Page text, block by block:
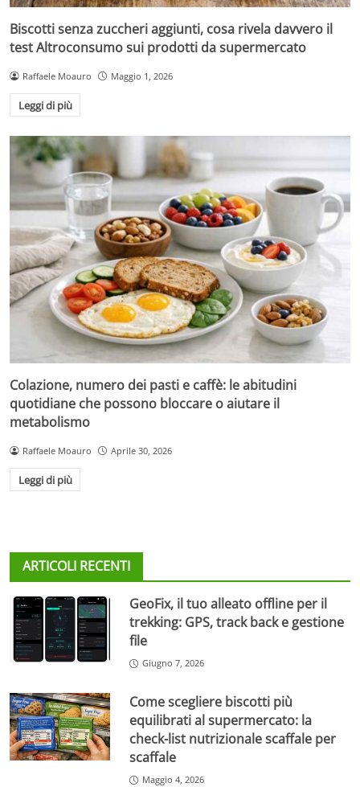
Biscotti senza zuccheri aggiunti, cosa rivela davvero il
test Altroconsumo sui prodotti da supermercato
Raffaele Moauro Maggio 1, 2026
Leggi di più
Colazione, numero dei pasti e caffè: le abitudini
quotidiane che possono bloccare o aiutare il
metabolismo
Raffaele Moauro Aprile 30, 2026
Leggi di più
ARTICOLI RECENTI
GeoFix, il tuo alleato offline per il
trekking: GPS, track back e gestione
file
Giugno 7, 2026
Come scegliere biscotti più
equilibrati al supermercato: la
check-list nutrizionale scaffale per
scaffale
Maggio 4, 2026